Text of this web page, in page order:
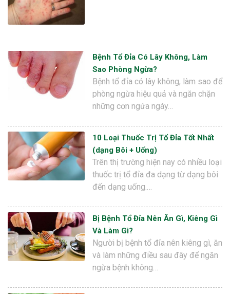
Bệnh Tổ Đỉa Có Lây Không, Làm
Sao Phòng Ngừa?
Bệnh tổ đỉa có lây không, làm sao để
phòng ngừa hiệu quả và ngăn chặn
những cơn ngứa ngáy…
10 Loại Thuốc Trị Tổ Đỉa Tốt Nhất
(dạng Bôi + Uống)
Trên thị trường hiện nay có nhiều loại
thuốc trị tổ đỉa đa dạng từ dạng bôi
đến dạng uống.…
Bị Bệnh Tổ Đỉa Nên Ăn Gì, Kiêng Gì
Và Làm Gì?
Người bị bệnh tổ đỉa nên kiêng gì, ăn
và làm những điều sau đây để ngăn
ngừa bệnh không…